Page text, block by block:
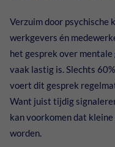
Goed Gezien
Detachering
Medewerkers
XpertSuite
XpertSuite voor
XpertSuite voor
Over ons
Verzuim door psychische
werkgevers én
het gesprek over
vaak lastig is. Slechts
voert dit gesprek
Want juist tijdig
kan voorkomen dat
worden.